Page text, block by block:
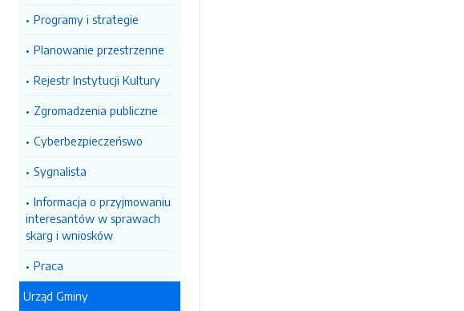
Programy i strategie
Planowanie przestrzenne
Rejestr Instytucji Kultury
Zgromadzenia publiczne
Cyberbezpieczeńswo
Sygnalista
Informacja o przyjmowaniu
interesantów w sprawach
skarg i wniosków
Praca
Urząd Gminy